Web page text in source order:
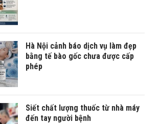
Hà Nội cảnh báo dịch vụ làm đẹp
bằng tế bào gốc chưa được cấp
phép
Siết chất lượng thuốc từ nhà máy
đến tay người bệnh